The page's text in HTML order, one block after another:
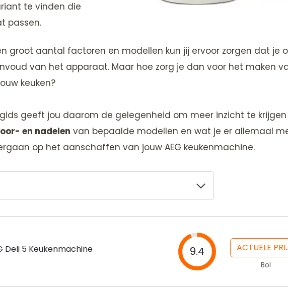
te vinden die
passen.
groot aantal factoren en modellen kun jij ervoor zorgen dat je
van het apparaat. Maar hoe zorg je dan voor het maken
keuken?
geeft jou daarom de gelegenheid om meer inzicht te
en nadelen van bepaalde modellen en wat je er allemaal
op het aanschaffen van jouw AEG keukenmachine.
Deli 5 Keukenmachine 9.4 ACTUELE
Bol